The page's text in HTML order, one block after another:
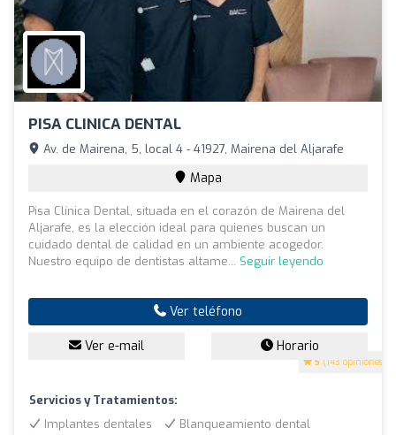
PISA CLINICA DENTAL
5 (143 opiniones)
Av. de Mairena, 5, local 4 - 41927, Mairena del Aljarafe
Mapa
Pisa Clínica Dental, situada en el corazón de Mairena del
Aljarafe, es la elección ideal para quienes buscan un
cuidado dental de calidad en un ambiente acogedor.
Nuestro equipo de dentistas altame... Seguir leyendo
Ver teléfono
Ver e-mail Horario
Servicios y Tratamientos:
Implantes dentales
Blanqueamiento dental